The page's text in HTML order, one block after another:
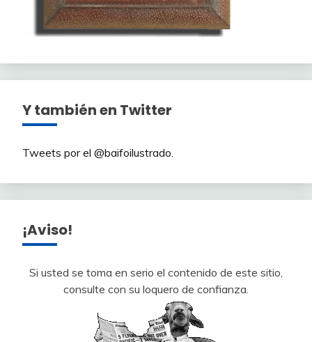
Y también en Twitter
Tweets por el @baifoilustrado.
¡Aviso!
Si usted se toma en serio el contenido de este sitio,
consulte con su loquero de confianza.